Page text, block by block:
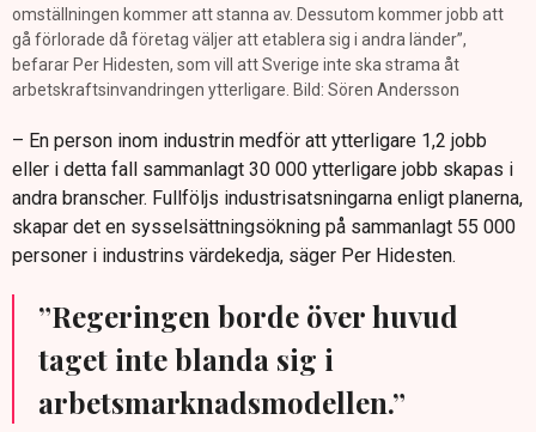
omställningen kommer att stanna av. Dessutom kommer jobb att
gå förlorade då företag väljer att etablera sig i andra länder”,
befarar Per Hidesten, som vill att Sverige inte ska strama åt
arbetskraftsinvandringen ytterligare. Bild: Sören Andersson
– En person inom industrin medför att ytterligare 1,2 jobb
eller i detta fall sammanlagt 30 000 ytterligare jobb skapas i
andra branscher. Fullföljs industrisatsningarna enligt planerna,
skapar det en sysselsättningsökning på sammanlagt 55 000
personer i industrins värdekedja, säger Per Hidesten.
”Regeringen borde över huvud
taget inte blanda sig i
arbetsmarknadsmodellen.”